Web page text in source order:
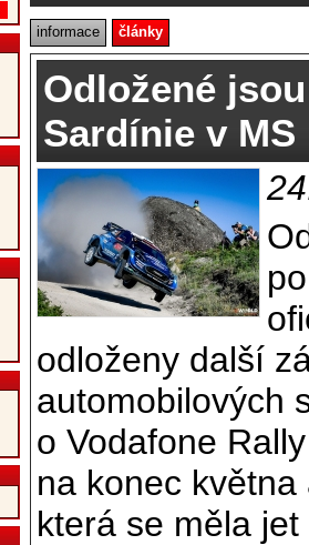
informace články
Odložené
Sardínie v MS
odloženy další
automobilových
o Vodafone
na konec
která se měla